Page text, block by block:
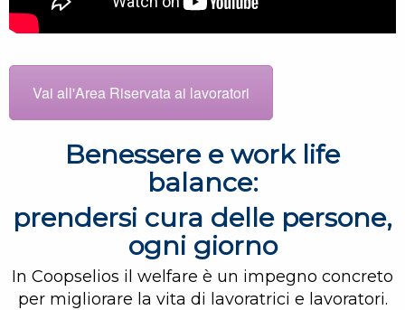
Vai all'Area Riservata ai lavoratori
Benessere e work life
balance:
prendersi cura delle persone,
ogni giorno
In Coopselios il welfare è un impegno concreto
per migliorare la vita di lavoratrici e lavoratori.